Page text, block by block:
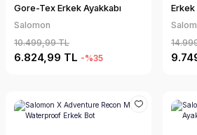
Gore-Tex Erkek Ayakkabı
Salomon
10.499,99 TL
6.824,99 TL -%35
Erkek